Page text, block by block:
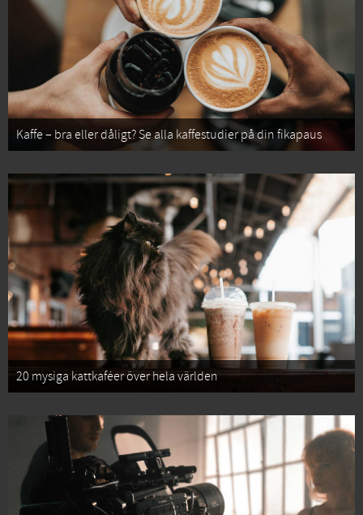
Kaffe – bra eller dåligt? Se alla kaffestudier på din fikapaus
20 mysiga kattkaféer över hela världen